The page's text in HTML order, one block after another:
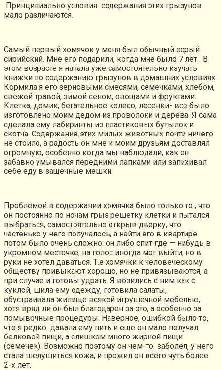
Принципиально условия содержания этих грызунов
мало различаются.
Самый первый хомячок у меня был обычный серый
сирийский. Мне его подарили, когда мне было 7 лет. В
этом возрасте я начала уже самостоятельно изучать
книжки по содержанию грызунов в домашних условиях.
Кормила я его зерновыми смесями, семечками, хлебом,
свежей травой, зимой сеном, овощами и фруктами.
Клетка, домик, бегательное колесо, лесенки- все было
изготовлено моим дедом из проволоки и дерева. Я сама
сделала ему лабиринты из пластиковых бутылок и
скотча. Содержание этих милых животных почти ничего
не стоило, а радость он мне и моим друзьям доставлял
огромную, особенно когда мы наблюдали, как он
забавно умывался передними лапками или запихивал
себе еду в защечные мешки.
Проблемой в содержании хомячка было только то , что
он постоянно по ночам грыз решетку клетки и пытался
выбраться, самостоятельно открыв дверку, что
частенько у него получалось, а найти его в квартире
потом было очень сложно: он либо спит где — нибудь в
укромном местечке, на голос иногда мог выйти, но в
руки не хотел даваться. Т.е хомячки к человеческому
обществу привыкают хорошо, но не привязываются, а
при случае и готовы удрать. Я возились с ним как с
куклой, шила ему одежду, готовила салаты,
обустраивала жилище всякой игрушечной мебелью,
хотя вряд ли он был благодарен за это, а особенно за
помывочные процедуры. Наверное, ошибкой было то,
что я редко давала ему пить и еще он мало получал
белковой пищи, а слишком много жирной пищи
(семечек). Возможно поэтому он чем-то заболел, у него
стала шелушиться кожа, и прожил он всего чуть более
2-х лет.